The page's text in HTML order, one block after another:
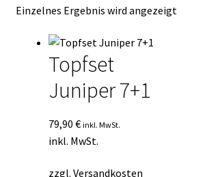
Kasse
Mein Konto
Mein Konto
Vertrag widerrufen
Einzelnes Ergebnis wird angezeigt
Topfset
Juniper 7+1
79,90 € inkl. MwSt.
inkl. MwSt.
zzgl. Versandkosten